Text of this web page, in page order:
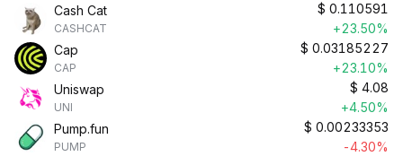
Cash Cat
CASHCAT
$ 0.110591
+23.50%
Cap
CAP
$ 0.03185227
+23.10%
Uniswap
UNI
$ 4.08
+4.50%
Pump.fun
PUMP
$ 0.00233353
-4.30%